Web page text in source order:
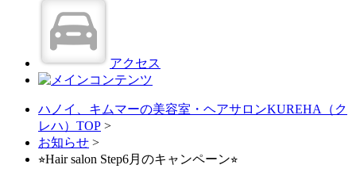
アクセス
ハノイ、キムマーの美容室・ヘアサロンKUREHA（ク
レハ）TOP >
お知らせ >
⭐︎Hair salon Step6月のキャンペーン⭐︎